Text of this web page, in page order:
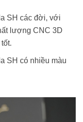
SH các đời, với
lượng CNC 3D
SH có nhiều màu